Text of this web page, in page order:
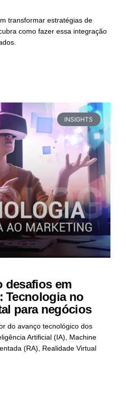
transformar estratégias de
como fazer essa integração
INSIGHTS
desafios em
Tecnologia no
para negócios
do avanço tecnológico dos
Artificial (IA), Machine
(RA), Realidade Virtual